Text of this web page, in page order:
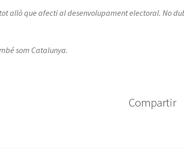
allò que afecti al desenvolupament electoral. No
som Catalunya.
Compartir